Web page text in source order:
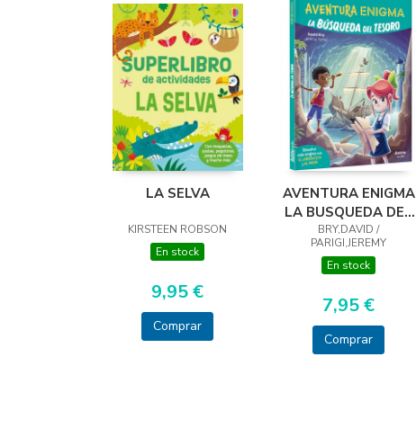
LA SELVA
KIRSTEEN ROBSON
En stock
9,95 €
Comprar
AVENTURA ENIGMA
LA BUSQUEDA DEL
TESORO
BRY,DAVID /
PARIGI,JEREMY
En stock
7,95 €
Comprar